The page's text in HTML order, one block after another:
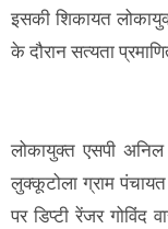
इसकी शिकायत
के दौरान सत्यता
लोकायुक्त एसपी
लुक्कूटोला ग्राम
पर डिप्टी रेंजर